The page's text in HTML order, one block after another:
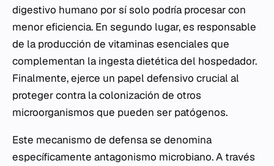
digestivo humano por sí solo podría procesar con
menor eficiencia. En segundo lugar, es responsable
de la producción de vitaminas esenciales que
complementan la ingesta dietética del hospedador.
Finalmente, ejerce un papel defensivo crucial al
proteger contra la colonización de otros
microorganismos que pueden ser patógenos.
Este mecanismo de defensa se denomina
específicamente antagonismo microbiano. A través